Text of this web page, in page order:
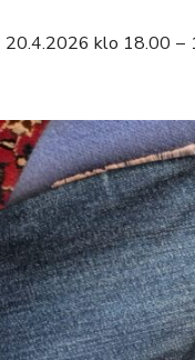
20.4.2026 klo 18.00 –